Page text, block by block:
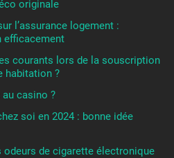
originale
l’assurance logement :
efficacement
courants lors de la souscription
habitation ?
casino ?
soi en 2024 : bonne idée
odeurs de cigarette électronique